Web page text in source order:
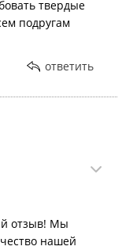
твердые
подругам
ответить
отзыв! Мы
нашей